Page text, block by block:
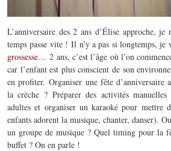
L’anniversaire des 2 ans d’Élise approche, je
temps passe vite ! Il n’y a pas si longtemps, je
grossesse…2 ans, c’est l’âge où l’on
car l’enfant est plus conscient de son
en profiter.Organiser une fête d’anniversaire
lacrèche ?Préparer des activités manuelles
adultes et organiser un karaoké pour mettre
enfants adorent la musique, chanter, danser).
un groupe de musique ? Quel timing pour la
buffet ? On en parle !